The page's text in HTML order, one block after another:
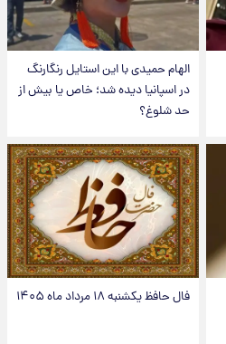
الهام حمیدی با این استایل رنگارنگ
در اسپانیا دیده شد؛ خاص یا بیش از
حد شلوغ؟
فال حافظ یکشنبه ۱۸ مرداد ماه ۱۴۰۵